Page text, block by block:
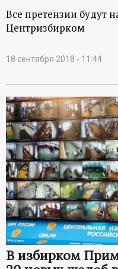
Все претензии будут
Центризбирком
18 сентября 2018 - 11:44
В избирком